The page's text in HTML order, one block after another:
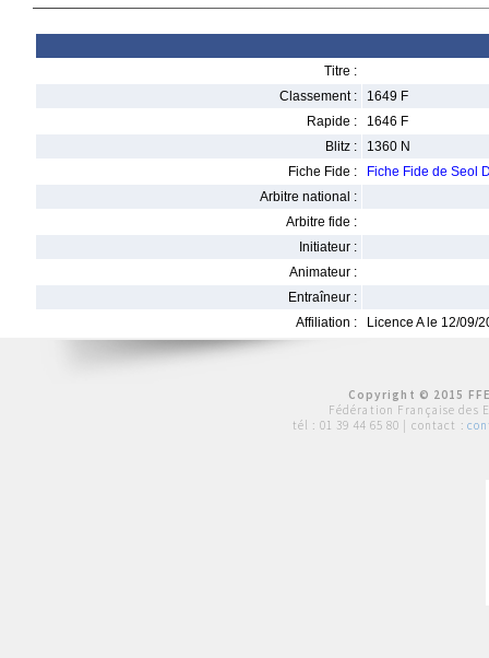
Titre :
Classement :
1649 F
Rapide :
1646 F
Blitz :
1360 N
Fiche Fide :
Fiche Fide de Seol
Arbitre national :
Arbitre fide :
Initiateur :
Animateur :
Entraîneur :
Affiliation :
Licence A le 12/09/
Copyright © 2015
Fédération Française des
tél : 01 39 44 65 80 | contact :